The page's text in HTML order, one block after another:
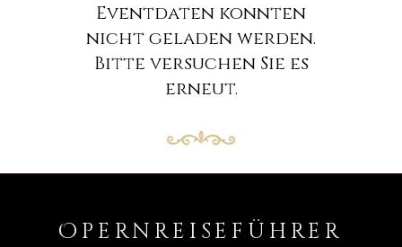
Eventdaten konnten
nicht geladen werden.
Bitte versuchen Sie es
erneut.
O PERNREISEFÜHRER